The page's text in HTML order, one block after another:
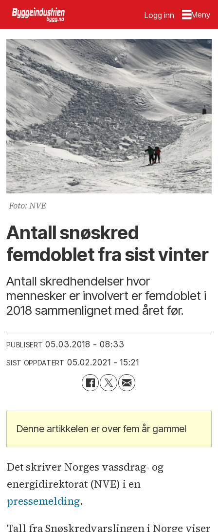
Logg inn
Foto: NVE
Antall snøskred
femdoblet fra sist vinter
Antall skredhendelser hvor
mennesker er involvert er femdoblet i
2018 sammenlignet med året før.
PUBLISERT 05.03.2018 - 08:33
SIST OPPDATERT 05.02.2021 - 15:21
Denne artikkelen er over fem år gammel
Det skriver Norges vassdrag- og
energidirektorat (NVE) i en
pressemelding.
Tall fra Snøskredvarslingen i Norge viser